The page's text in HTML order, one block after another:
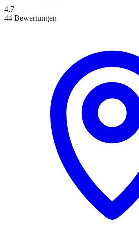
4,7
44 Bewertungen